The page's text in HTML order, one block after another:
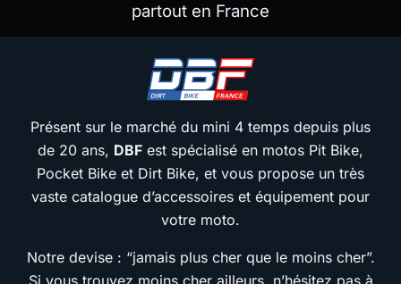
partout en France
Présent sur le marché du mini 4 temps depuis plus
de 20 ans, DBF est spécialisé en motos Pit Bike,
Pocket Bike et Dirt Bike, et vous propose un très
vaste catalogue d’accessoires et équipement pour
votre moto.
Notre devise : “jamais plus cher que le moins cher”.